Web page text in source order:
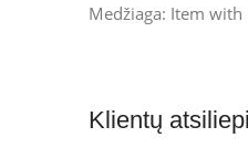
Medžiaga: Item
Klientų